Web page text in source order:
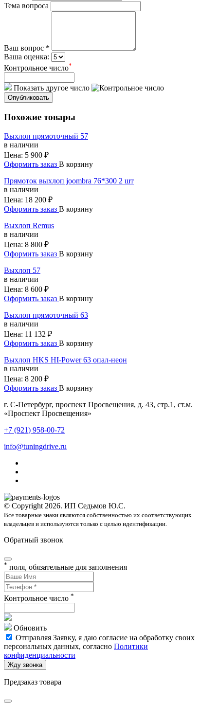
Тема вопроса
Ваш вопрос *
Ваша оценка:
Контрольное число*
Показать другое число
Опубликовать
Похожие товары
Выхлоп прямоточный 57
в наличии
Цена: 5 900 ₽
Оформить заказ В корзину
Прямоток выхлоп joombra 76*300 2 шт
в наличии
Цена: 18 200 ₽
Оформить заказ В корзину
Выхлоп Remus
в наличии
Цена: 8 800 ₽
Оформить заказ В корзину
Выхлоп 57
в наличии
Цена: 8 600 ₽
Оформить заказ В корзину
Bыxлoп прямoточный 63
в наличии
Цена: 11 132 ₽
Оформить заказ В корзину
Выхлоп HKS HI-Power 63 опал-неон
в наличии
Цена: 8 200 ₽
Оформить заказ В корзину
г. С-Петербург, проспект Просвещения, д. 43, стр.1, ст.м.
«Проспект Просвещения»
+7 (921) 958-00-72
info@tuningdrive.ru
© Copyright 2026. ИП Седьмов Ю.С.
Все товарные знаки являются собственностью их соответствующих
владельцев и используются только с целью идентификации.
Обратный звонок
* поля, обязательные для заполнения
Контрольное число *
Обновить
Отправляя Заявку, я даю согласие на обработку своих
персональных данных, согласно Политики
конфиденциальности
Жду звонка
Предзаказ товара